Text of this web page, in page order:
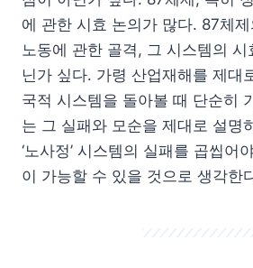
에 관한 시효 논의가 많다. 87체
노동에 관한 골격, 그 시스템의
닌가 싶다. 가령 산업재해를 제대
국적 시스템을 돌아볼 때 단순히
는 그 실패와 모순을 제대로 설명
‘노사정’ 시스템의 실패를 곱씹어
이 가능할 수 있을 것으로 생각한